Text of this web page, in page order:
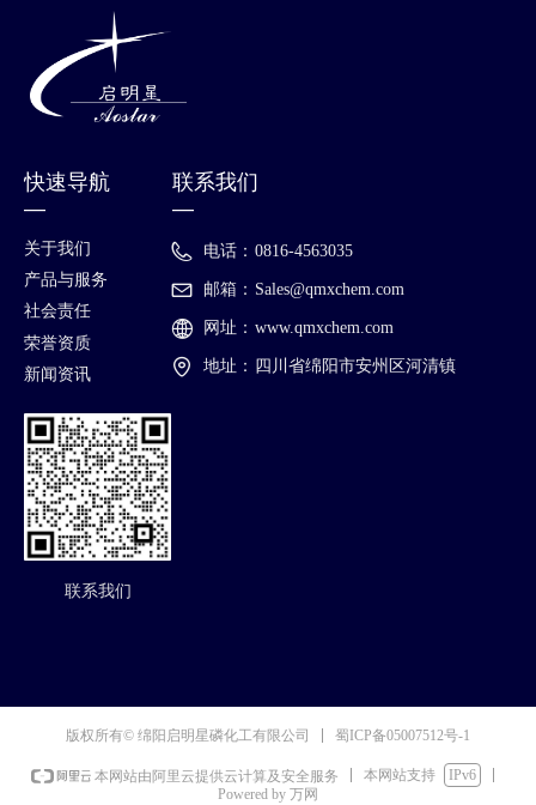
快速导航
—
关于我们
产品与服务
社会责任
荣誉资质
新闻资讯
联系我们
—
电话： 0816-4563035
邮箱： Sales@qmxchem.com
网址： www.qmxchem.com
地址： 四川省绵阳市安州区河清镇
联系我们
版权所有© 绵阳启明星磷化工有限公司 蜀ICP备05007512号-1
本网站由阿里云提供云计算及安全服务 本网站支持
IPv6
Powered by 万网